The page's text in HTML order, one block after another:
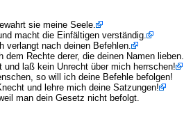
sie meine Seele.
macht die Einfältigen verständig.
verlangt nach deinen Befehlen.
Rechte derer, die deinen Namen lieben.
laß kein Unrecht über mich herrschen!
so will ich deine Befehle befolgen!
und lehre mich deine Satzungen!
man dein Gesetz nicht befolgt.